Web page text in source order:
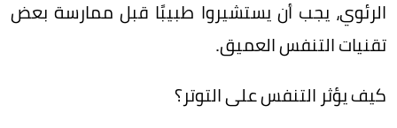
الرئوي، يجب أن يستشيروا طبيبًا قبل ممارسة بعض
تقنيات التنفس العميق.
كيف يؤثر التنفس على التوتر؟